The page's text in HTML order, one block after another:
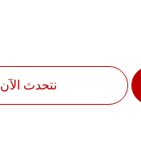
نتحدث الآن